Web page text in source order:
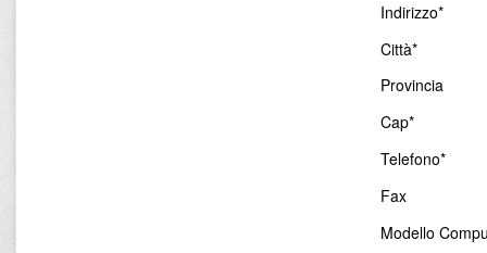
Indirizzo*
Città*
Provincia
Cap*
Telefono*
Fax
Modello